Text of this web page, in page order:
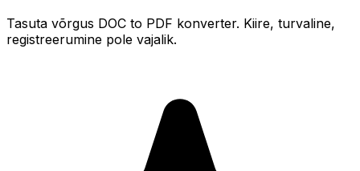
Tasuta võrgus DOC to PDF konverter. Kiire, turvaline,
registreerumine pole vajalik.